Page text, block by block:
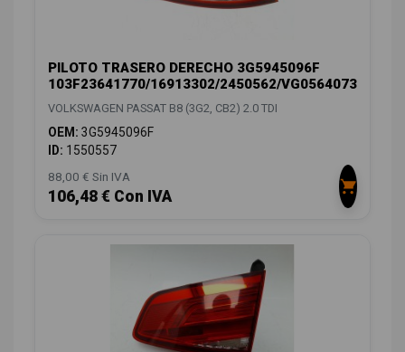
PILOTO TRASERO DERECHO 3G5945096F
103F23641770/16913302/2450562/VG0564073
VOLKSWAGEN PASSAT B8 (3G2, CB2) 2.0 TDI
OEM: 3G5945096F
ID: 1550557
88,00 € Sin IVA
106,48 € Con IVA